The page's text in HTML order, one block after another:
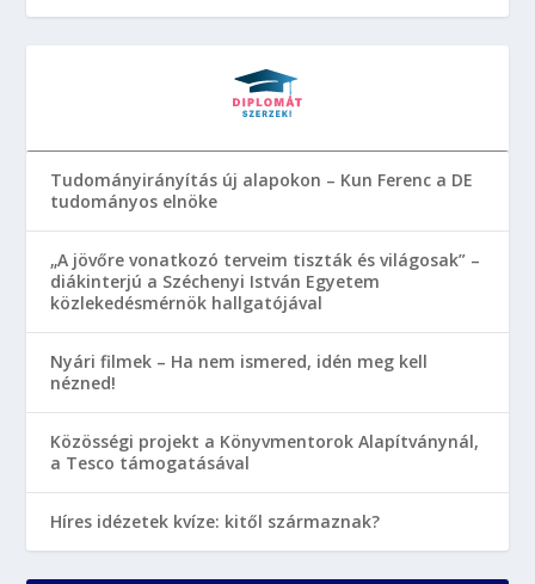
Tudományirányítás új alapokon – Kun Ferenc a DE
tudományos elnöke
„A jövőre vonatkozó terveim tiszták és világosak” –
diákinterjú a Széchenyi István Egyetem
közlekedésmérnök hallgatójával
Nyári filmek – Ha nem ismered, idén meg kell
nézned!
Közösségi projekt a Könyvmentorok Alapítványnál,
a Tesco támogatásával
Híres idézetek kvíze: kitől származnak?